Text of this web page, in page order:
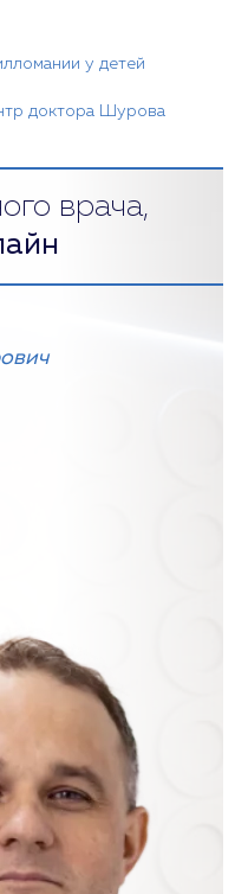
у детей
доктора Шурова
врача,